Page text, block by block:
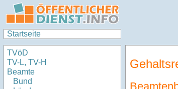
Startseite
TVöD
TV-L, TV-H
Beamte
Bund